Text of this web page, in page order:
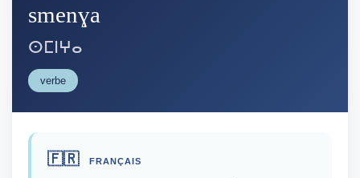
smenɣa
ⵙⵎⵏⵖⴰ
verbe
🇫🇷 FRANÇAIS